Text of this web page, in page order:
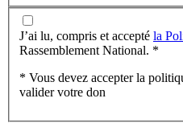
J’ai lu, compris et accepté la
Rassemblement National. *
* Vous devez accepter la
valider votre don